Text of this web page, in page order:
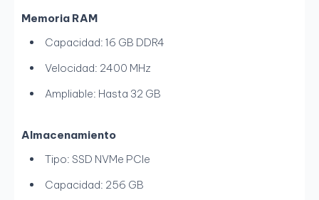
Memoria RAM
Capacidad: 16 GB DDR4
Velocidad: 2400 MHz
Ampliable: Hasta 32 GB
Almacenamiento
Tipo: SSD NVMe PCIe
Capacidad: 256 GB